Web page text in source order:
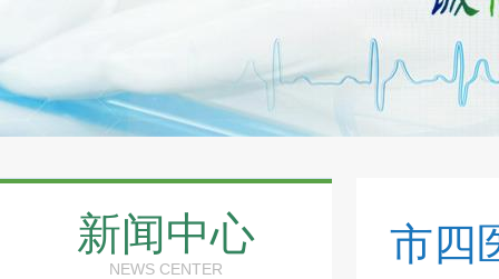
新闻中心
NEWS CENTER
市四